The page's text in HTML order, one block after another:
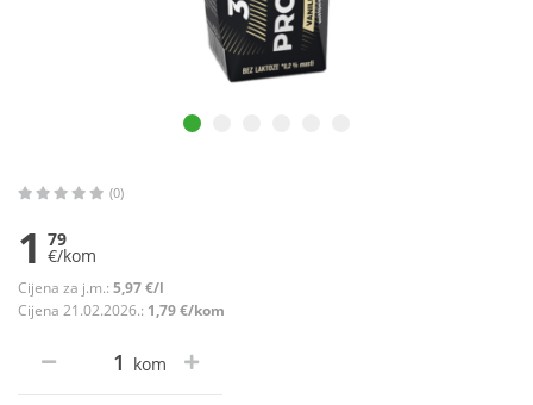
(0)
1 79
€/kom
Cijena za j.m.: 5,97 €/l
Cijena 21.02.2026.: 1,79 €/kom
kom